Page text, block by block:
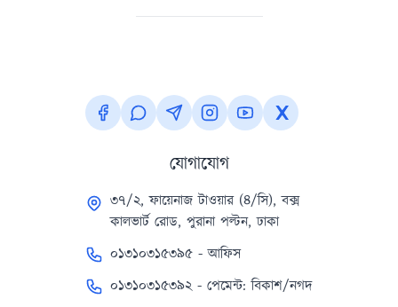
যোগাযোগ
৩৭/২, ফায়েনাজ টাওয়ার (৪/সি), বক্স
কালভার্ট রোড, পুরানা পল্টন, ঢাকা
০১৩১০৩১৫৩৯৫ - আফিস
০১৩১০৩১৫৩৯২ - পেমেন্ট: বিকাশ/নগদ